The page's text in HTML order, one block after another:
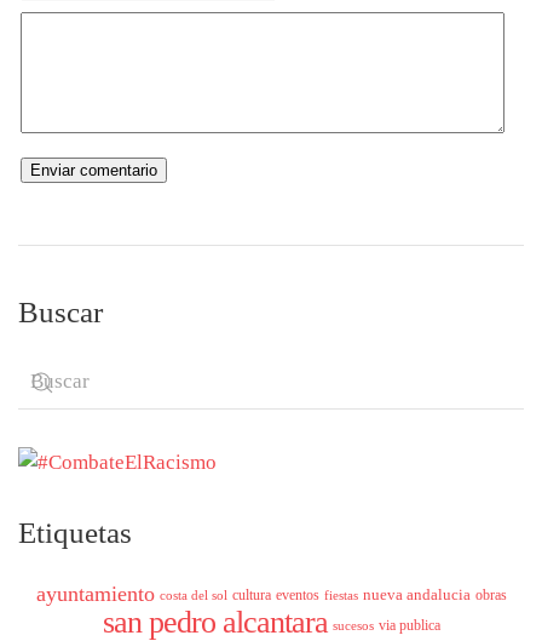
Buscar
Etiquetas
ayuntamiento costa del sol cultura eventos fiestas nueva andalucia obras
san pedro alcantara sucesos via publica